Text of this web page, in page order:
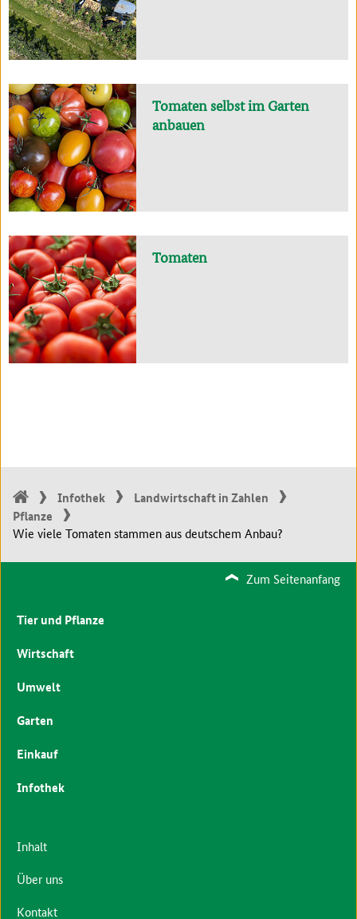
Tomaten selbst im Garten
anbauen
Tomaten
Infothek
Landwirtschaft in Zahlen
Pflanze
Wie viele Tomaten stammen aus deutschem Anbau?
Zum Seitenanfang
Tier und Pflanze
Wirtschaft
Umwelt
Garten
Einkauf
Infothek
Inhalt
Über uns
Kontakt